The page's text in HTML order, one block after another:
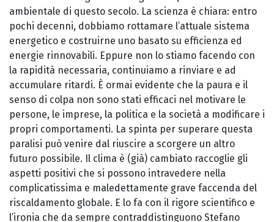
ambientale di questo secolo. La scienza è chiara: entro
pochi decenni, dobbiamo rottamare l’attuale sistema
energetico e costruirne uno basato su efficienza ed
energie rinnovabili. Eppure non lo stiamo facendo con
la rapidità necessaria, continuiamo a rinviare e ad
accumulare ritardi. È ormai evidente che la paura e il
senso di colpa non sono stati efficaci nel motivare le
persone, le imprese, la politica e la società a modificare i
propri comportamenti. La spinta per superare questa
paralisi può venire dal riuscire a scorgere un altro
futuro possibile. Il clima è (già) cambiato raccoglie gli
aspetti positivi che si possono intravedere nella
complicatissima e maledettamente grave faccenda del
riscaldamento globale. E lo fa con il rigore scientifico e
l’ironia che da sempre contraddistinguono Stefano